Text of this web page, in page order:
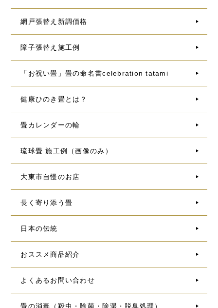
網戸張替え新調価格
障子張替え施工例
「お祝い畳」畳の命名書celebration tatami
健康ひのき畳とは？
畳カレンダーの輪
琉球畳 施工例（画像のみ）
大東市自慢のお店
長く寄り添う畳
日本の伝統
おススメ商品紹介
よくあるお問い合わせ
畳の消毒（殺虫・除菌・除湿・脱臭処理）